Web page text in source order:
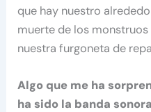
que hay nuestro
muerte de los
nuestra furgoneta de
Algo que me ha
ha sido la banda